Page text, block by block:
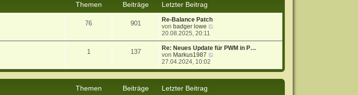
a
g
i
g
e
i
t
g
Themen Beiträge
Letzter Beitrag
76 901
Re-Balance Patch
von badger lowe
u
e
r
B
20.08.2025, 20:11
1 137
Re: Neues Update für PWM in P…
von Markus1987
u
27.04.2024, 10:02
Themen Beiträge
Letzter Beitrag